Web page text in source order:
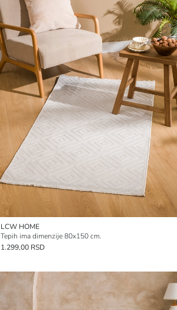
LCW HOME
Tepih ima dimenzije 80x150 cm.
1.299,00 RSD